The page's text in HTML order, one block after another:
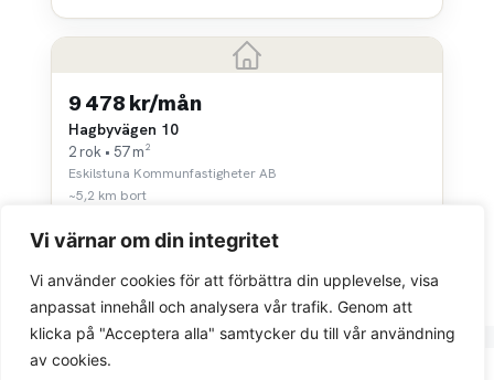
Vi värnar om din integritet
Vi använder cookies för att förbättra din upplevelse, visa
anpassat innehåll och analysera vår trafik. Genom att
klicka på "Acceptera alla" samtycker du till vår användning
av cookies.
9 478 kr/mån
Hagbyvägen 10
2 rok • 57 m²
Eskilstuna Kommunfastigheter AB
~5,2 km bort